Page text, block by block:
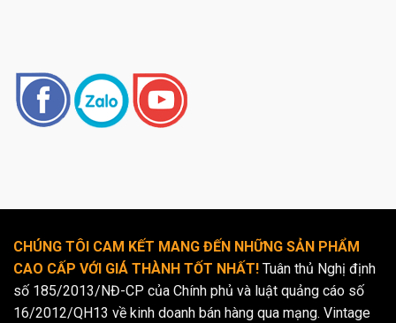
CHÚNG TÔI CAM KẾT MANG ĐẾN NHỮNG SẢN PHẨM
CAO CẤP VỚI GIÁ THÀNH TỐT NHẤT! Tuân thủ Nghị định
số 185/2013/NĐ-CP của Chính phủ và luật quảng cáo số
16/2012/QH13 về kinh doanh bán hàng qua mạng. Vintage